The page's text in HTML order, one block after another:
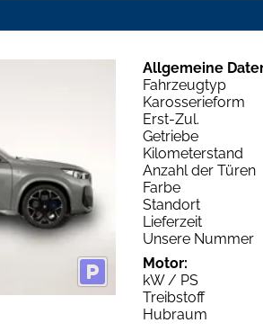
Allgemeine
Fahrzeugtyp
Karosserieform
Erst-Zul.
Getriebe
Kilometerstand
Anzahl der Türen
Farbe
Standort
Lieferzeit
Unsere Nummer
Motor:
kW / PS
Treibstoff
Hubraum